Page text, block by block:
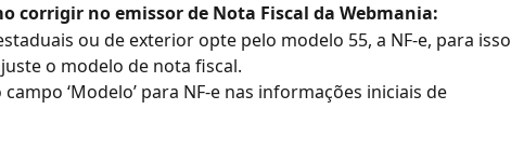
corrigir no emissor de Nota Fiscal da Webmania:
ou de exterior opte pelo modelo 55, a NF-e, para isso
o modelo de nota fiscal.
‘Modelo’ para NF-e nas informações iniciais de